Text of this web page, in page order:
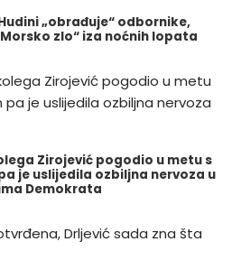
„obrađuje“ odbornike,
zlo“ iza noćnih lopata
Zirojević pogodio u metu s
je uslijedila ozbiljna nervoza u
Demokrata